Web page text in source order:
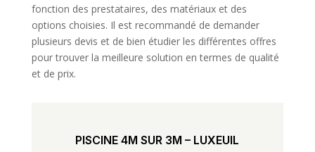
fonction des prestataires, des matériaux et des
options choisies. Il est recommandé de demander
plusieurs devis et de bien étudier les différentes offres
pour trouver la meilleure solution en termes de qualité
et de prix.
PISCINE 4M SUR 3M – LUXEUIL